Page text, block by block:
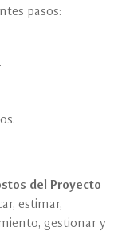
pasos:
del Proyecto
estimar,
gestionar y